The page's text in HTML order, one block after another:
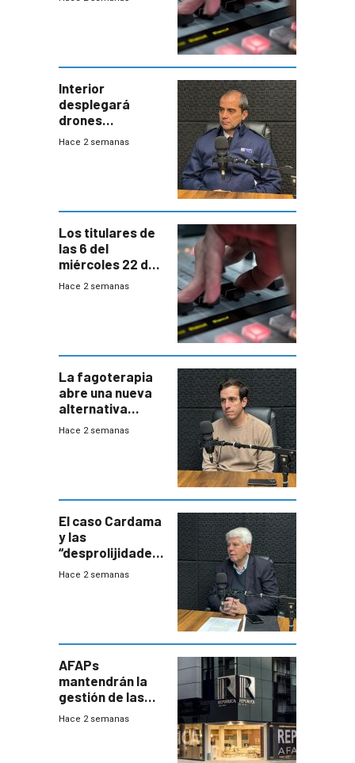
Interior
desplegará
drones
autónomos para
Hace 2 semanas
Los titulares de
las 6 del
miércoles 22 de
julio de 2026
Hace 2 semanas
La fagoterapia
abre una nueva
alternativa
contra bacterias
innovadora
Hace 2 semanas
El caso Cardama
y las
“desprolijidades”
que la
Hace 2 semanas
AFAPs
mantendrán la
gestión de las
cuentas
Hace 2 semanas